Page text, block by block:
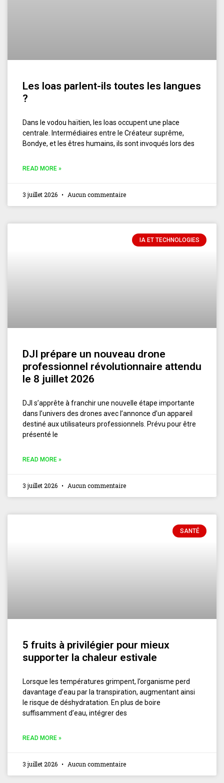
Les loas parlent-ils toutes les langues
?
Dans le vodou haïtien, les loas occupent une place
centrale. Intermédiaires entre le Créateur suprême,
Bondye, et les êtres humains, ils sont invoqués lors des
READ MORE »
3 juillet 2026 Aucun commentaire
IA ET TECHNOLOGIES
DJI prépare un nouveau drone
professionnel révolutionnaire attendu
le 8 juillet 2026
DJI s’apprête à franchir une nouvelle étape importante
dans l’univers des drones avec l’annonce d’un appareil
destiné aux utilisateurs professionnels. Prévu pour être
présenté le
READ MORE »
3 juillet 2026 Aucun commentaire
SANTÉ
5 fruits à privilégier pour mieux
supporter la chaleur estivale
Lorsque les températures grimpent, l’organisme perd
davantage d’eau par la transpiration, augmentant ainsi
le risque de déshydratation. En plus de boire
suffisamment d’eau, intégrer des
READ MORE »
3 juillet 2026 Aucun commentaire